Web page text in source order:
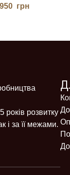
грн
років розвитку
і за її межами.